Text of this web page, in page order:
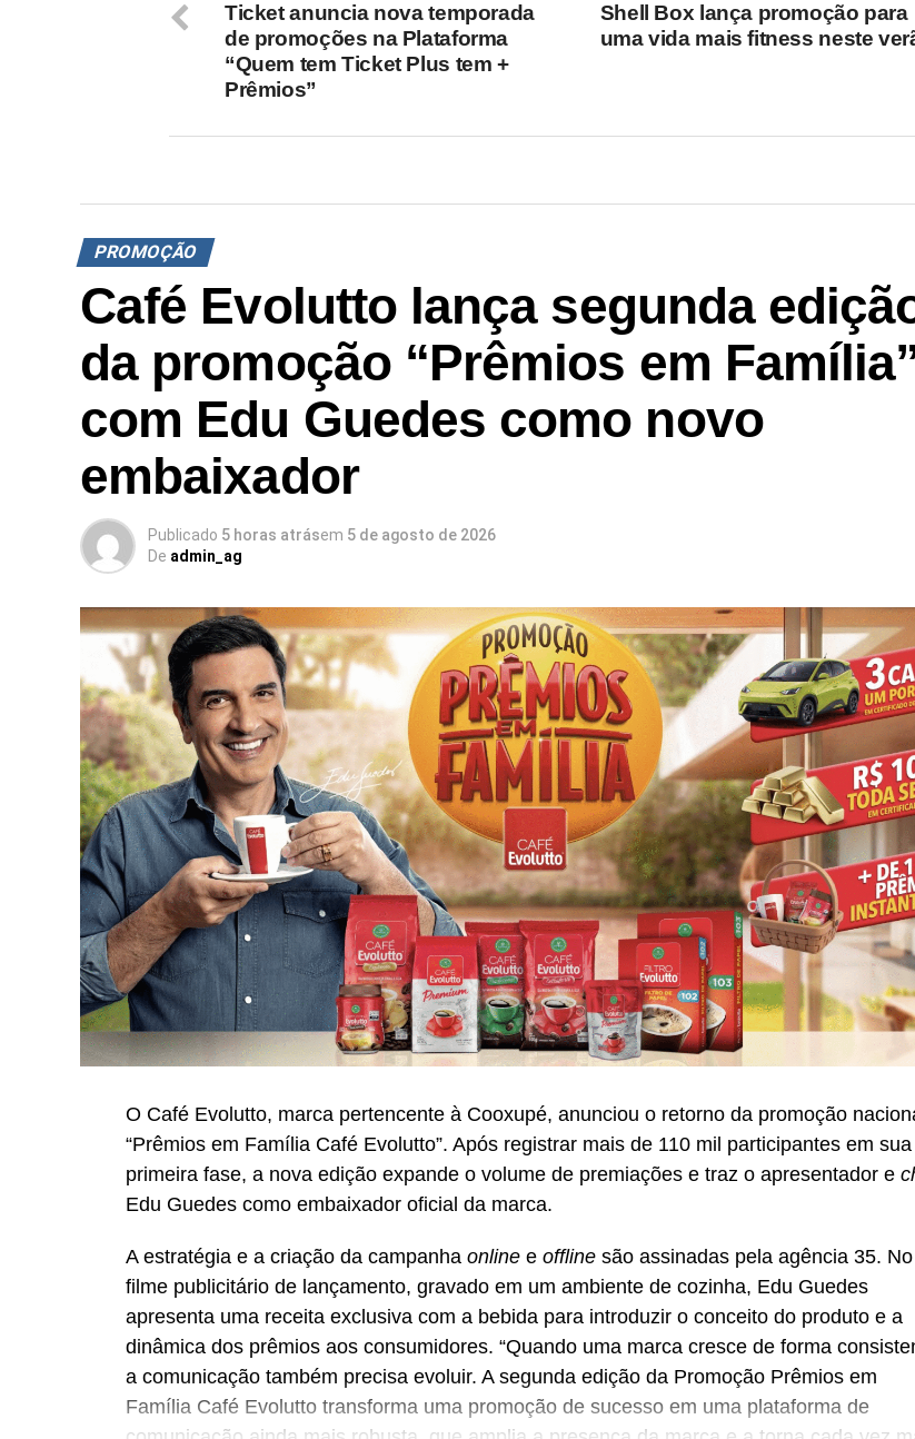
Shell Box lança promoção para
uma vida mais fitness neste
Ticket anuncia nova temporada
de promoções na Plataforma
“Quem tem Ticket Plus tem +
Prêmios”
PROMOÇÃO
Café Evolutto lança segunda
da promoção “Prêmios em
com Edu Guedes como novo
embaixador
Publicado 5 horas atrásem 5 de agosto de 2026
De admin_ag
O Café Evolutto, marca pertencente à Cooxupé, anunciou o retorno da promoção
“Prêmios em Família Café Evolutto”. Após registrar mais de 110 mil participantes em sua
primeira fase, a nova edição expande o volume de premiações e traz o apresentador e
Edu Guedes como embaixador oficial da marca.
A estratégia e a criação da campanha online e offline são assinadas pela agência 35. No
filme publicitário de lançamento, gravado em um ambiente de cozinha, Edu Guedes
apresenta uma receita exclusiva com a bebida para introduzir o conceito do produto e a
dinâmica dos prêmios aos consumidores. “Quando uma marca cresce de forma
a comunicação também precisa evoluir. A segunda edição da Promoção Prêmios em
Família Café Evolutto transforma uma promoção de sucesso em uma plataforma de